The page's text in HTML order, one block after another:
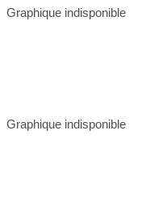
Graphique indisponible
Graphique indisponible